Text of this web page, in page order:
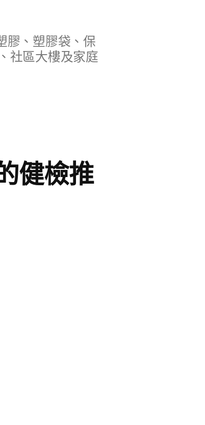
膠、塑膠袋、保
社區大樓及家庭
健檢推